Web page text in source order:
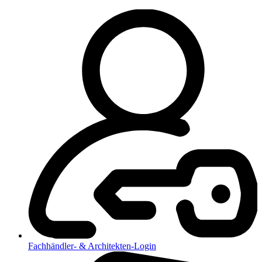
Fachhändler- & Architekten-Login